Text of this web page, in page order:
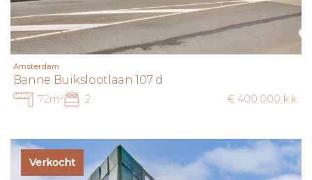
Amsterdam
Banne Buikslootlaan 107 d
72m² 2 € 400.000 k.k.
Verkocht